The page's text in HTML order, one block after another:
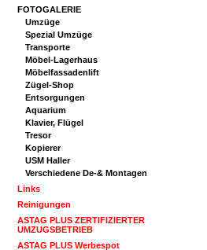
FOTOGALERIE
Umzüge
Spezial Umzüge
Transporte
Möbel-Lagerhaus
Möbelfassadenlift
Zügel-Shop
Entsorgungen
Aquarium
Klavier, Flügel
Tresor
Kopierer
USM Haller
Verschiedene De-& Montagen
Links
Reinigungen
ASTAG PLUS ZERTIFIZIERTER
UMZUGSBETRIEB
ASTAG PLUS Werbespot